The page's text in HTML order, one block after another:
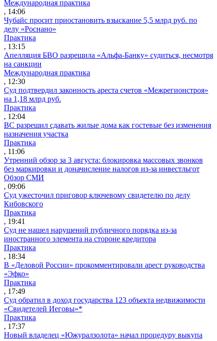
Международная практика
, 14:06
Чубайс просит приостановить взыскание 5,5 млрд руб. по
делу «Роснано»
Практика
, 13:15
Апелляция БВО разрешила «Альфа-Банку» судиться, несмотря
на санкции
Международная практика
, 12:30
Суд подтвердил законность ареста счетов «Межрегионстроя»
на 1,18 млрд руб.
Практика
, 12:04
ВС разрешил сдавать жилые дома как гостевые без изменения
назначения участка
Практика
, 11:06
Утренний обзор за 3 августа: блокировка массовых звонков
без маркировки и доначисление налогов из-за инвестльгот
Обзор СМИ
, 09:06
Суд ужесточил приговор ключевому свидетелю по делу
Кибовского
Практика
, 19:41
Суд не нашел нарушений публичного порядка из-за
иностранного элемента на стороне кредитора
Практика
, 18:34
В «Деловой России» прокомментировали арест руководства
«Эфко»
Практика
, 17:49
Суд обратил в доход государства 123 объекта недвижимости
«Свидетелей Иеговы»*
Практика
, 17:37
Новый владелец «Южуралзолота» начал процедуру выкупа